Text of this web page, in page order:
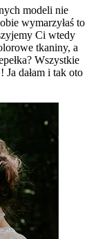
modeli nie
wymarzyłaś to
Ci wtedy
tkaniny, a
Wszystkie
dałam i tak oto